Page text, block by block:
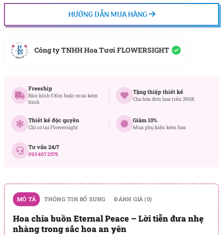
HƯỚNG DẪN MUA HÀNG
Công ty TNHH Hoa Tươi FLOWERSIGHT
Freeship
Bán kính 5 Km hoặc mua kèm
bình
Tặng thiệp thiết kế
Cho hóa đơn hoa trên 399K
Thiết kế độc quyền
Chỉ có tại Flowersight
Giảm 10%
Mua phụ kiện kèm hoa
Tư vấn 24/7
093 407 2575
MÔ TẢ THÔNG TIN BỔ SUNG ĐÁNH GIÁ (0)
Hoa chia buồn Eternal Peace – Lời tiễn đưa nhẹ
nhàng trong sắc hoa an yên